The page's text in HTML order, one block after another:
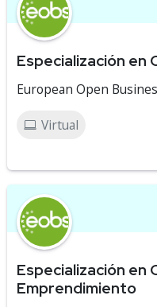
Especialización en
European Open
Virtual
Especialización en
Emprendimiento